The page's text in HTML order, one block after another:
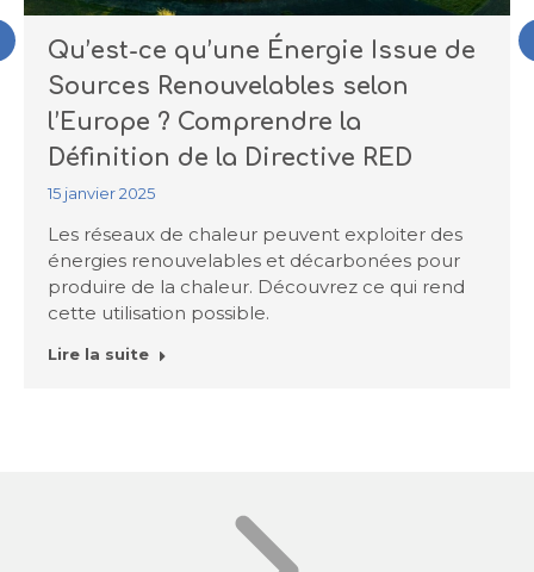
Qu’est-ce qu’une Énergie Issue de
Sources Renouvelables selon
l’Europe ? Comprendre la
Définition de la Directive RED
15 janvier 2025
Les réseaux de chaleur peuvent exploiter des
énergies renouvelables et décarbonées pour
produire de la chaleur. Découvrez ce qui rend
cette utilisation possible.
Lire la suite